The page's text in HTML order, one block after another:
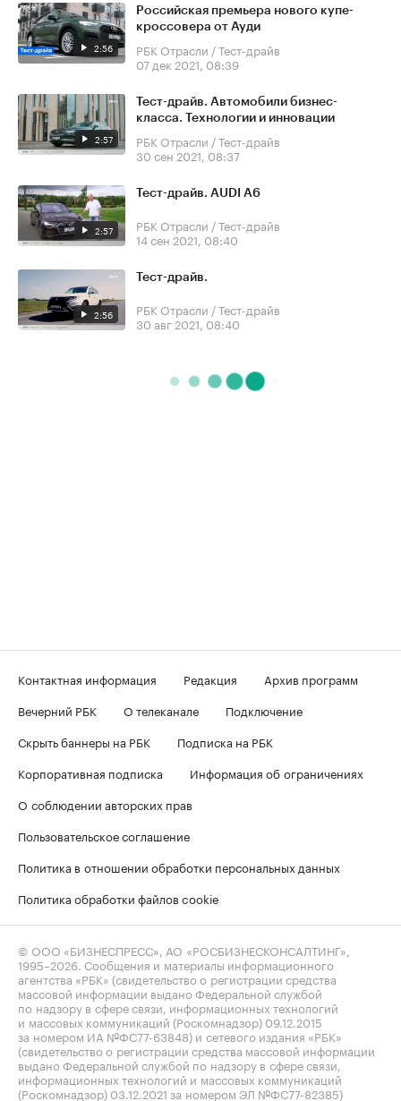
2:56
Российская премьера нового купе-
кроссовера от Ауди
РБК Отрасли / Тест-драйв
07 дек 2021, 08:39
2:57
Тест-драйв. Автомобили бизнес-
класса. Технологии и инновации
РБК Отрасли / Тест-драйв
30 сен 2021, 08:37
2:57
Тест-драйв. AUDI A6
РБК Отрасли / Тест-драйв
14 сен 2021, 08:40
2:56
Тест-драйв.
РБК Отрасли / Тест-драйв
30 авг 2021, 08:40
Контактная информация Редакция
Архив программ
Вечерний РБК
О телеканале
Подключение
Скрыть баннеры на РБК
Подписка на РБК
Корпоративная подписка
Информация об ограничениях
О соблюдении авторских прав
Пользовательское соглашение
Политика в отношении обработки персональных данных
Политика обработки файлов cookie
© ООО «БИЗНЕСПРЕСС», АО «РОСБИЗНЕСКОНСАЛТИНГ»,
1995–2026 . Сообщения и материалы информационного
агентства «РБК» (свидетельство о регистрации средства
массовой информации выдано Федеральной службой
по надзору в сфере связи, информационных технологий
и массовых коммуникаций (Роскомнадзор) 09.12.2015
за номером ИА №ФС77-63848) и сетевого издания «РБК»
(свидетельство о регистрации средства массовой информации
выдано Федеральной службой по надзору в сфере связи,
информационных технологий и массовых коммуникаций
(Роскомнадзор) 03.12.2021 за номером ЭЛ №ФС77-82385)